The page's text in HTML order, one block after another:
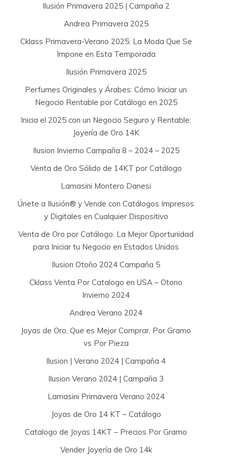
r
:
Ilusión Primavera 2025 | Campaña 2
Andrea Primavera 2025
Cklass Primavera-Verano 2025: La Moda Que Se
Impone en Esta Temporada
Ilusión Primavera 2025
Perfumes Originales y Árabes: Cómo Iniciar un
Negocio Rentable por Catálogo en 2025
Inicia el 2025 con un Negocio Seguro y Rentable:
Joyería de Oro 14K
Ilusion Invierno Campaña 8 – 2024 – 2025
Venta de Oro Sólido de 14KT por Catálogo
Lamasini Montero Danesi
Únete a Ilusión® y Vende con Catálogos Impresos
y Digitales en Cualquier Dispositivo
Venta de Oro por Catálogo: La Mejor Oportunidad
para Iniciar tu Negocio en Estados Unidos
Ilusion Otoño 2024 Campaña 5
Cklass Venta Por Catalogo en USA – Otono
Invierno 2024
Andrea Verano 2024
Joyas de Oro, Que es Mejor Comprar, Por Gramo
vs Por Pieza
Ilusion | Verano 2024 | Campaña 4
Ilusion Verano 2024 | Campaña 3
Lamasini Primavera Verano 2024
Joyas de Oro 14 KT – Catálogo
Catalogo de Joyas 14KT – Precios Por Gramo
Vender Joyería de Oro 14k